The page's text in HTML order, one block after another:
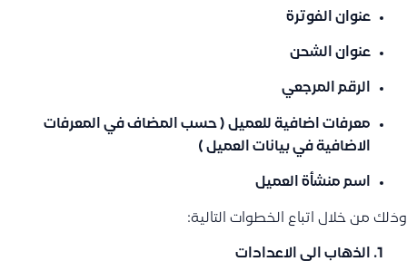
عنوان الفوترة
عنوان الشحن
الرقم المرجعي
معرفات اضافية للعميل ( حسب المضاف في المعرفات
الاضافية في بيانات العميل )
اسم منشأة العميل
وذلك من خلال اتباع الخطوات التالية:
الذهاب الى الاعدادات